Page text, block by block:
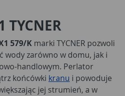
579/K marki TYCNER pozwoli
wody zarówno w domu, jak i
handlowym. Perlator
końcówki kranu i powoduje
jej strumień, a w